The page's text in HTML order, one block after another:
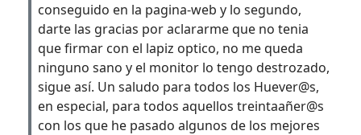
conseguido en la pagina-web y lo segundo,
darte las gracias por aclararme que no tenia
que firmar con el lapiz optico, no me queda
ninguno sano y el monitor lo tengo destrozado,
sigue así. Un saludo para todos los Huever@s,
en especial, para todos aquellos treintaañer@s
con los que he pasado algunos de los mejores